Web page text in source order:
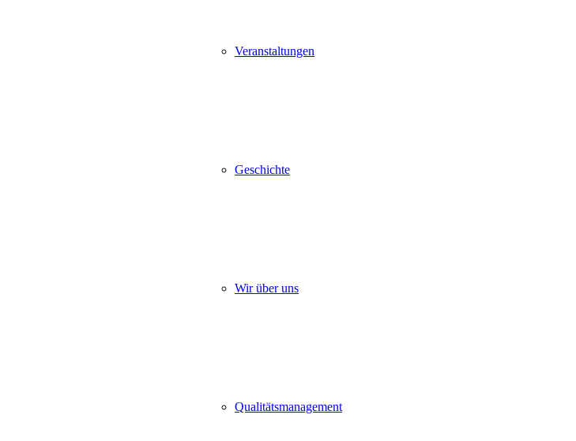
Veranstaltungen
Geschichte
Wir über uns
Qualitätsmanagement